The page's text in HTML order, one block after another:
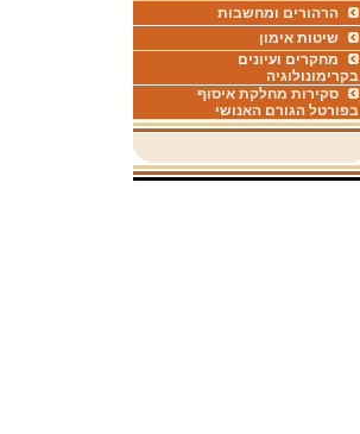
הרהורים ומחשבות
שיטות אימון
מחקרים ועיונים
בקרימונולוגיה
סקירות מחלקת איסוף
בפורטל הגורם האנושי